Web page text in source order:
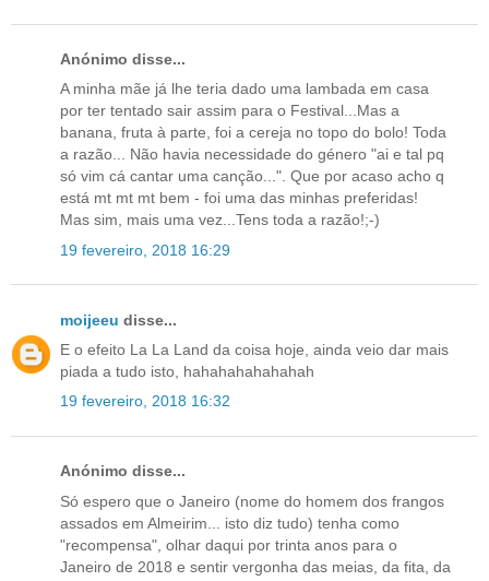
Anónimo disse...
A minha mãe já lhe teria dado uma lambada em casa
por ter tentado sair assim para o Festival...Mas a
banana, fruta à parte, foi a cereja no topo do bolo! Toda
a razão... Não havia necessidade do género "ai e tal pq
só vim cá cantar uma canção...". Que por acaso acho q
está mt mt mt bem - foi uma das minhas preferidas!
Mas sim, mais uma vez...Tens toda a razão!;-)
19 fevereiro, 2018 16:29
moijeeu disse...
E o efeito La La Land da coisa hoje, ainda veio dar mais
piada a tudo isto, hahahahahahahah
19 fevereiro, 2018 16:32
Anónimo disse...
Só espero que o Janeiro (nome do homem dos frangos
assados em Almeirim... isto diz tudo) tenha como
"recompensa", olhar daqui por trinta anos para o
Janeiro de 2018 e sentir vergonha das meias, da fita, da